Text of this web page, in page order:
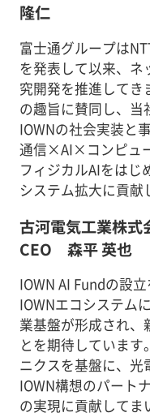
隆仁
富士通グループは
を発表して以来、
究開発を推進してき
の趣旨に賛同し、当
IOWNの社会実装と
通信×AI×コンピュ
フィジカルAIをはじ
システム拡大に貢献
古河電気工業株式
CEO 森平 英也
IOWN AI Fundの設
IOWNエコシステム
業基盤が形成され、
とを期待していま
ニクスを基盤に、光
IOWN構想のパート
の実現に貢献してま